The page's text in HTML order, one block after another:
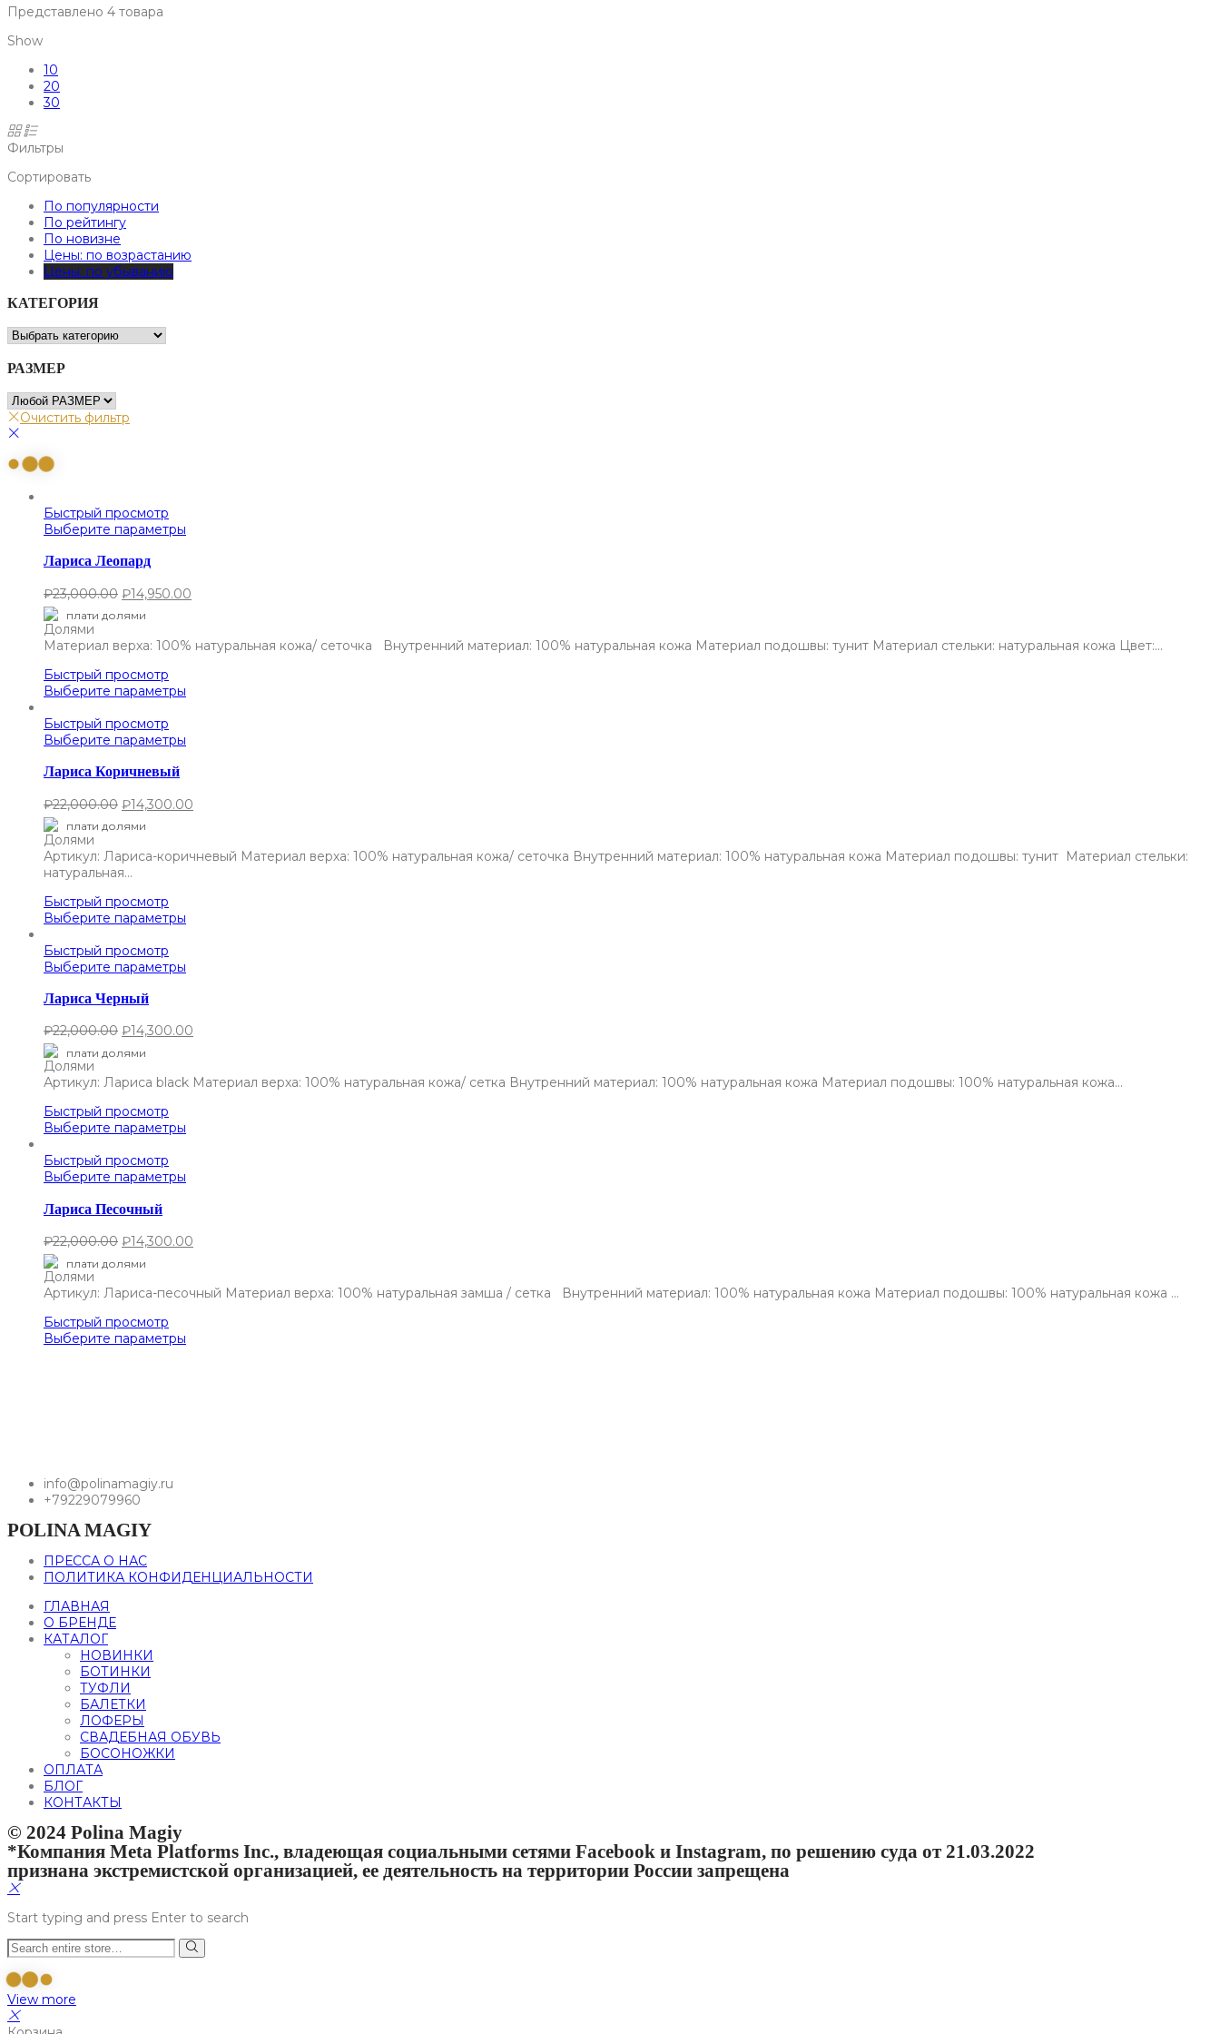
Представлено 4 товара
Show
10
20
30
Фильтры
Сортировать
По популярности
По рейтингу
По новизне
Цены: по возрастанию
Цены: по убыванию
КАТЕГОРИЯ
РАЗМЕР
Очистить фильтр
Быстрый просмотр
Выберите параметры
Лариса Леопард
₽23,000.00 ₽14,950.00
плати долями
Материал верха: 100% натуральная кожа/ сеточка Внутренний материал: 100% натуральная кожа Материал подошвы: тунит Материал стельки: натуральная кожа Цвет:…
Быстрый просмотр
Выберите параметры
Быстрый просмотр
Выберите параметры
Лариса Коричневый
₽22,000.00 ₽14,300.00
плати долями
Артикул: Лариса-коричневый Материал верха: 100% натуральная кожа/ сеточка Внутренний материал: 100% натуральная кожа Материал подошвы: тунит Материал стельки:
натуральная…
Быстрый просмотр
Выберите параметры
Быстрый просмотр
Выберите параметры
Лариса Черный
₽22,000.00 ₽14,300.00
плати долями
Артикул: Лариса black Материал верха: 100% натуральная кожа/ сетка Внутренний материал: 100% натуральная кожа Материал подошвы: 100% натуральная кожа…
Быстрый просмотр
Выберите параметры
Быстрый просмотр
Выберите параметры
Лариса Песочный
₽22,000.00 ₽14,300.00
плати долями
Артикул: Лариса-песочный Материал верха: 100% натуральная замша / сетка Внутренний материал: 100% натуральная кожа Материал подошвы: 100% натуральная кожа …
Быстрый просмотр
Выберите параметры
info@polinamagiy.ru
+79229079960
POLINA MAGIY
ПРЕССА О НАС
ПОЛИТИКА КОНФИДЕНЦИАЛЬНОСТИ
ГЛАВНАЯ
О БРЕНДЕ
КАТАЛОГ
НОВИНКИ
БОТИНКИ
ТУФЛИ
БАЛЕТКИ
ЛОФЕРЫ
СВАДЕБНАЯ ОБУВЬ
БОСОНОЖКИ
ОПЛАТА
БЛОГ
КОНТАКТЫ
© 2024 Polina Magiy
*Компания Meta Platforms Inc., владеющая социальными сетями Facebook и Instagram, по решению суда от 21.03.2022
признана экстремистской организацией, ее деятельность на территории России запрещена
Start typing and press Enter to search
View more